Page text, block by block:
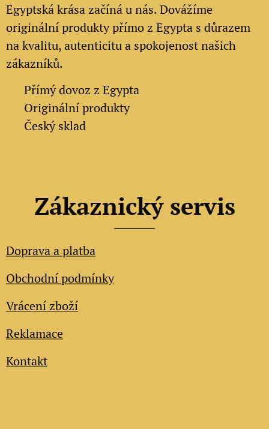
Egyptská krása začíná u nás. Dovážíme
originální produkty přímo z Egypta s důrazem
na kvalitu, autenticitu a spokojenost našich
zákazníků.
Přímý dovoz z Egypta
Originální produkty
✔ Český sklad
Zákaznický servis
Doprava a platba
Obchodní podmínky
Vrácení zboží
Reklamace
Kontakt